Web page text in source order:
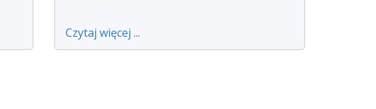
Czytaj więcej ...